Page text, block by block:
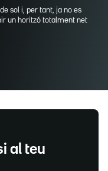
sol i, per tant, ja no es
un horitzó totalment net
al teu